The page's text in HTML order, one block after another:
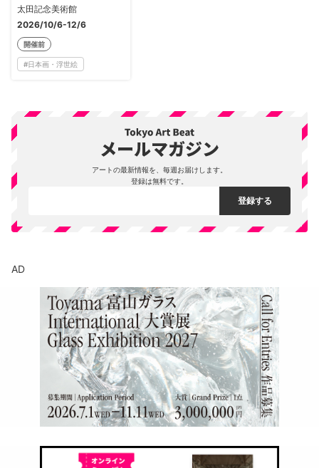
太田記念美術館
2026/10/6-12/6
開催前
#日本画・浮世絵
アートの最新情報を、毎週お届けします。
登録は無料です。
AD